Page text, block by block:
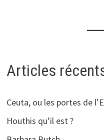
Articles
Ceuta, ou les portes de
Houthis qu’il est ?